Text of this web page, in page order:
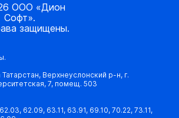
ООО «Дион
Софт».
защищены.
Верхнеуслонский р-н, г.
7, помещ. 503
62.09, 63.11, 63.91, 69.10, 70.22, 73.11,